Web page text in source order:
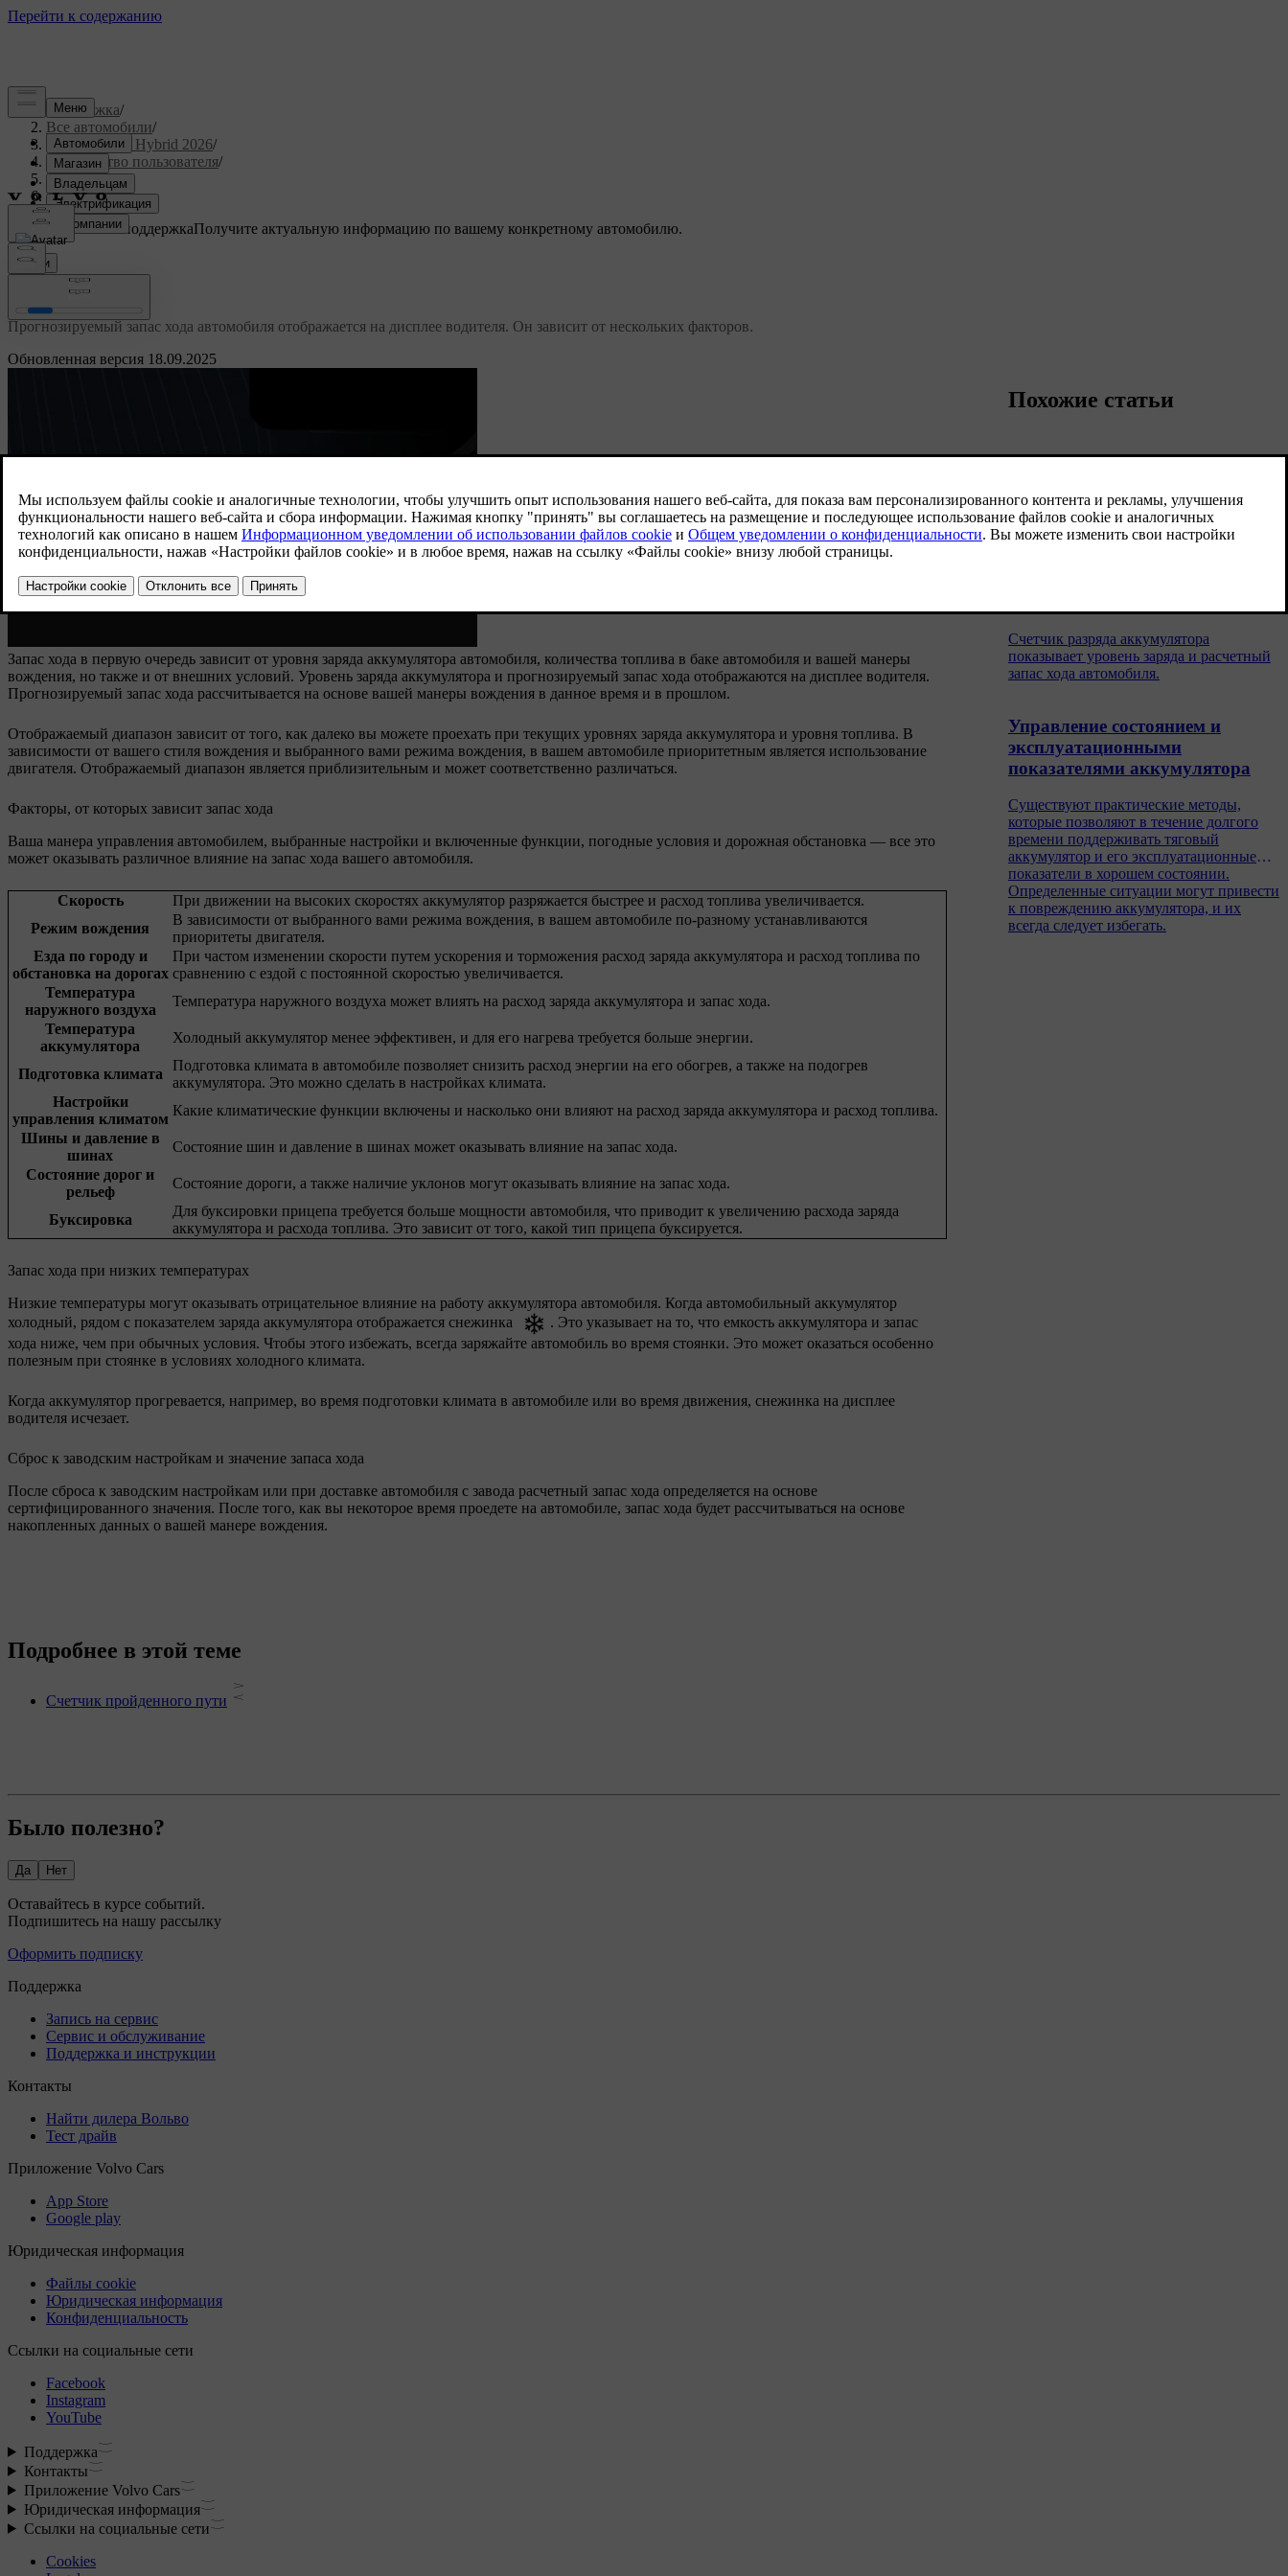
Поддержка/
Все автомобили/
XC90 Plug-in Hybrid 2026/
Руководство пользователя/
Вождение/
Запас хода
Индивидуальная поддержкаПолучите актуальную информацию по вашему конкретному автомобилю.
Войти
Обновленная версия 18.09.2025
Запас хода
Прогнозируемый запас хода автомобиля отображается на дисплее водителя. Он зависит от нескольких факторов.
Запас хода в первую очередь зависит от уровня заряда аккумулятора автомобиля, количества топлива в баке автомобиля и вашей манеры
вождения, но также и от внешних условий. Уровень заряда аккумулятора и прогнозируемый запас хода отображаются на дисплее водителя.
Прогнозируемый запас хода рассчитывается на основе вашей манеры вождения в данное время и в прошлом.
Отображаемый диапазон зависит от того, как далеко вы можете проехать при текущих уровнях заряда аккумулятора и уровня топлива. В
зависимости от вашего стиля вождения и выбранного вами режима вождения, в вашем автомобиле приоритетным является использование
двигателя. Отображаемый диапазон является приблизительным и может соответственно различаться.
Факторы, от которых зависит запас хода
Ваша манера управления автомобилем, выбранные настройки и включенные функции, погодные условия и дорожная обстановка — все это
может оказывать различное влияние на запас хода вашего автомобиля.
Скорость
При движении на высоких скоростях аккумулятор разряжается быстрее и расход топлива увеличивается.
Режим вождения
В зависимости от выбранного вами режима вождения, в вашем автомобиле по-разному устанавливаются
приоритеты двигателя.
Езда по городу и
обстановка на дорогах
При частом изменении скорости путем ускорения и торможения расход заряда аккумулятора и расход топлива по
сравнению с ездой с постоянной скоростью увеличивается.
Температура
наружного воздуха
Температура наружного воздуха может влиять на расход заряда аккумулятора и запас хода.
Температура
аккумулятора
Холодный аккумулятор менее эффективен, и для его нагрева требуется больше энергии.
Подготовка климата
Подготовка климата в автомобиле позволяет снизить расход энергии на его обогрев, а также на подогрев
аккумулятора. Это можно сделать в настройках климата.
Настройки
управления климатом
Какие климатические функции включены и насколько они влияют на расход заряда аккумулятора и расход топлива.
Шины и давление в
шинах
Состояние шин и давление в шинах может оказывать влияние на запас хода.
Состояние дорог и
рельеф
Состояние дороги, а также наличие уклонов могут оказывать влияние на запас хода.
Буксировка
Для буксировки прицепа требуется больше мощности автомобиля, что приводит к увеличению расхода заряда
аккумулятора и расхода топлива. Это зависит от того, какой тип прицепа буксируется.
Запас хода при низких температурах
Низкие температуры могут оказывать отрицательное влияние на работу аккумулятора автомобиля. Когда автомобильный аккумулятор
холодный, рядом с показателем заряда аккумулятора отображается снежинка
. Это указывает на то, что емкость аккумулятора и запас
хода ниже, чем при обычных условия. Чтобы этого избежать, всегда заряжайте автомобиль во время стоянки. Это может оказаться особенно
полезным при стоянке в условиях холодного климата.
Когда аккумулятор прогревается, например, во время подготовки климата в автомобиле или во время движения, снежинка на дисплее
водителя исчезает.
Сброс к заводским настройкам и значение запаса хода
После сброса к заводским настройкам или при доставке автомобиля с завода расчетный запас хода определяется на основе
сертифицированного значения. После того, как вы некоторое время проедете на автомобиле, запас хода будет рассчитываться на основе
накопленных данных о вашей манере вождения.
Похожие статьи
Заправка и дозаправка
Ознакомьтесь с принципами работы
зарядки и со способами повышения
эффективности сеансов зарядки. Если
Счетчик разряда аккумулятора
показывает уровень заряда и расчетный
запас хода автомобиля.
Управление состоянием и
эксплуатационными
показателями аккумулятора
Существуют практические методы,
которые позволяют в течение долгого
времени поддерживать тяговый
аккумулятор и его эксплуатационные
показатели в хорошем состоянии.
Определенные ситуации могут привести
к повреждению аккумулятора, и их
всегда следует избегать.
Подробнее в этой теме
Счетчик пройденного пути
Было полезно?
Да Нет